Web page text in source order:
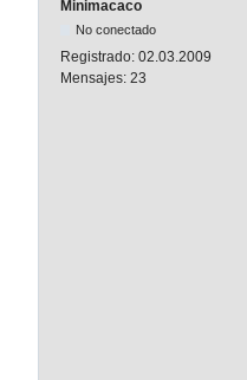
Minimacaco
No conectado
Registrado: 02.03.2009
Mensajes: 23